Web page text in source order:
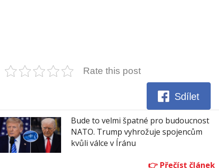
Rate this post
Sdílet
Bude to velmi špatné pro budoucnost
NATO. Trump vyhrožuje spojencům
kvůli válce v Íránu